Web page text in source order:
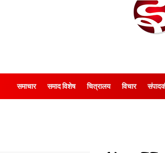
समाचार समाद विशेष चित्रालय विचार